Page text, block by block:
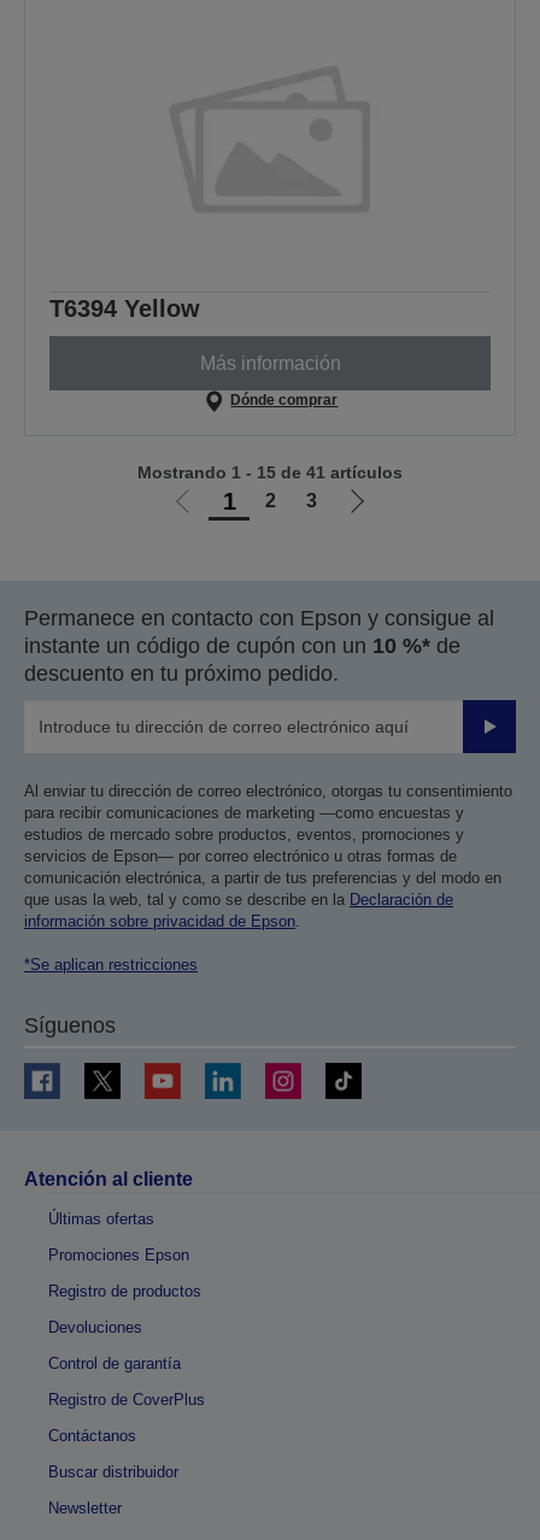
T6394 Yellow
Más información
Dónde comprar
Ir
anterior
1 2 3
Ir
siguiente
Mostrando 1 - 15 de 41 artículos
Permanece en contacto con Epson y consigue al
instante un código de cupón con un 10 %* de
descuento en tu próximo pedido.
Enviar
Al enviar tu dirección de correo electrónico, otorgas tu consentimiento
para recibir comunicaciones de marketing —como encuestas y
estudios de mercado sobre productos, eventos, promociones y
servicios de Epson— por correo electrónico u otras formas de
comunicación electrónica, a partir de tus preferencias y del modo en
que usas la web, tal y como se describe en la Declaración de
información sobre privacidad de Epson.
*Se aplican restricciones
Síguenos
Atención al cliente
Últimas ofertas
Promociones Epson
Registro de productos
Devoluciones
Control de garantía
Registro de CoverPlus
Contáctanos
Buscar distribuidor
Newsletter